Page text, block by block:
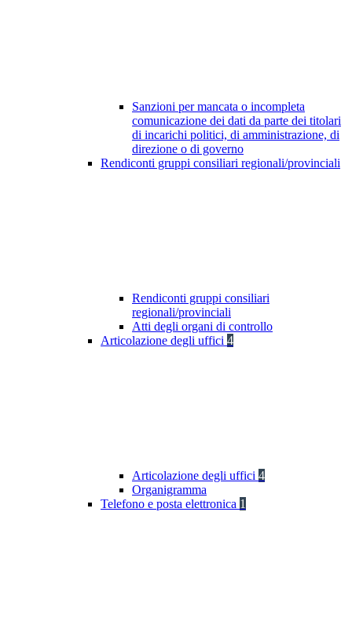
Sanzioni per mancata o incompleta
comunicazione dei dati da parte dei titolari
di incarichi politici, di amministrazione, di
direzione o di governo
Rendiconti gruppi consiliari regionali/provinciali
Rendiconti gruppi consiliari
regionali/provinciali
Atti degli organi di controllo
Articolazione degli uffici 4
Articolazione degli uffici 4
Organigramma
Telefono e posta elettronica 1